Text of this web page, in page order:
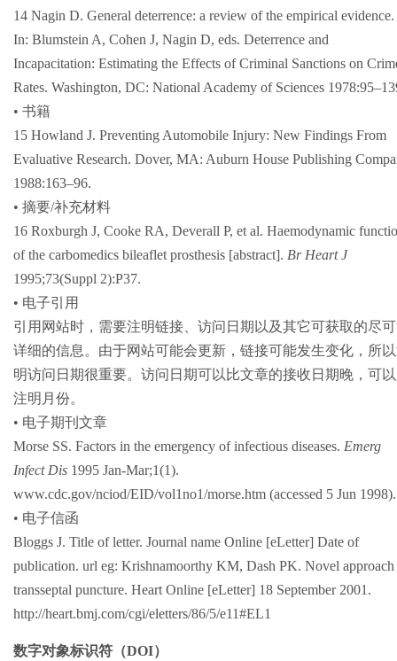
14 Nagin D. General deterrence: a review of the empirical evidence.
In: Blumstein A, Cohen J, Nagin D, eds. Deterrence and
Incapacitation: Estimating the Effects of Criminal Sanctions on
Rates. Washington, DC: National Academy of Sciences
• 书籍
15 Howland J. Preventing Automobile Injury: New Findings From
Evaluative Research. Dover, MA: Auburn House Publishing
1988:163–96.
• 摘要/补充材料
16 Roxburgh J, Cooke RA, Deverall P, et al. Haemodynamic
of the carbomedics bileaflet prosthesis [abstract]. Br Heart J
1995;73(Suppl 2):P37.
• 电子引用
引用网站时，需要注明链接、访问日期以及其它可获取的尽
详细的信息。由于网站可能会更新，链接可能发生变化，所
明访问日期很重要。访问日期可以比文章的接收日期晚，可
注明月份。
• 电子期刊文章
Morse SS. Factors in the emergency of infectious diseases. Emerg
Infect Dis 1995 Jan-Mar;1(1).
www.cdc.gov/nciod/EID/vol1no1/morse.htm (accessed 5 Jun 1998).
• 电子信函
Bloggs J. Title of letter. Journal name Online [eLetter] Date of
publication. url eg: Krishnamoorthy KM, Dash PK. Novel approach
transseptal puncture. Heart Online [eLetter] 18 September 2001.
http://heart.bmj.com/cgi/eletters/86/5/e11#EL1
数字对象标识符（DOI）